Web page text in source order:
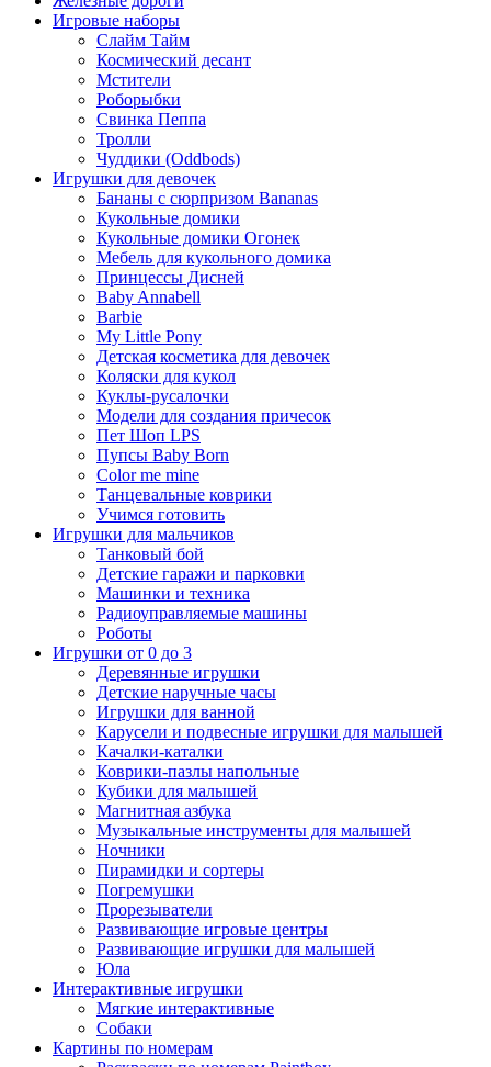
Игровые наборы
Слайм Тайм
Космический десант
Мстители
Роборыбки
Свинка Пеппа
Тролли
Чуддики (Oddbods)
Игрушки для девочек
Бананы с сюрпризом Bananas
Кукольные домики
Кукольные домики Огонек
Мебель для кукольного домика
Принцессы Дисней
Baby Annabell
Barbie
My Little Pony
Детская косметика для девочек
Коляски для кукол
Куклы-русалочки
Модели для создания причесок
Пет Шоп LPS
Пупсы Baby Born
Сolor me mine
Танцевальные коврики
Учимся готовить
Игрушки для мальчиков
Танковый бой
Детские гаражи и парковки
Машинки и техника
Радиоуправляемые машины
Роботы
Игрушки от 0 до 3
Деревянные игрушки
Детские наручные часы
Игрушки для ванной
Карусели и подвесные игрушки для малышей
Качалки-каталки
Коврики-пазлы напольные
Кубики для малышей
Магнитная азбука
Музыкальные инструменты для малышей
Ночники
Пирамидки и сортеры
Погремушки
Прорезыватели
Развивающие игровые центры
Развивающие игрушки для малышей
Юла
Интерактивные игрушки
Мягкие интерактивные
Собаки
Картины по номерам